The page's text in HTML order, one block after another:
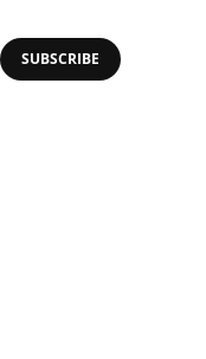
SUBSCRIBE